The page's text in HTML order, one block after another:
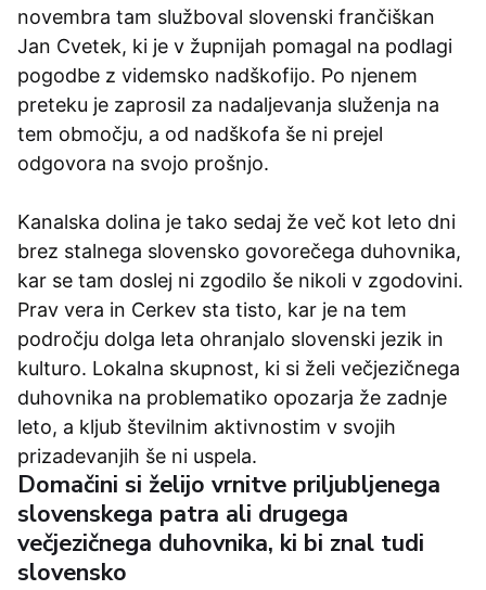
novembra tam služboval slovenski frančiškan
Jan Cvetek, ki je v župnijah pomagal na podlagi
pogodbe z videmsko nadškofijo. Po njenem
preteku je zaprosil za nadaljevanja služenja na
tem območju, a od nadškofa še ni prejel
odgovora na svojo prošnjo.
Kanalska dolina je tako sedaj že več kot leto dni
brez stalnega slovensko govorečega duhovnika,
kar se tam doslej ni zgodilo še nikoli v zgodovini.
Prav vera in Cerkev sta tisto, kar je na tem
področju dolga leta ohranjalo slovenski jezik in
kulturo. Lokalna skupnost, ki si želi večjezičnega
duhovnika na problematiko opozarja že zadnje
leto, a kljub številnim aktivnostim v svojih
prizadevanjih še ni uspela.
Domačini si želijo vrnitve priljubljenega
slovenskega patra ali drugega
večjezičnega duhovnika, ki bi znal tudi
slovensko